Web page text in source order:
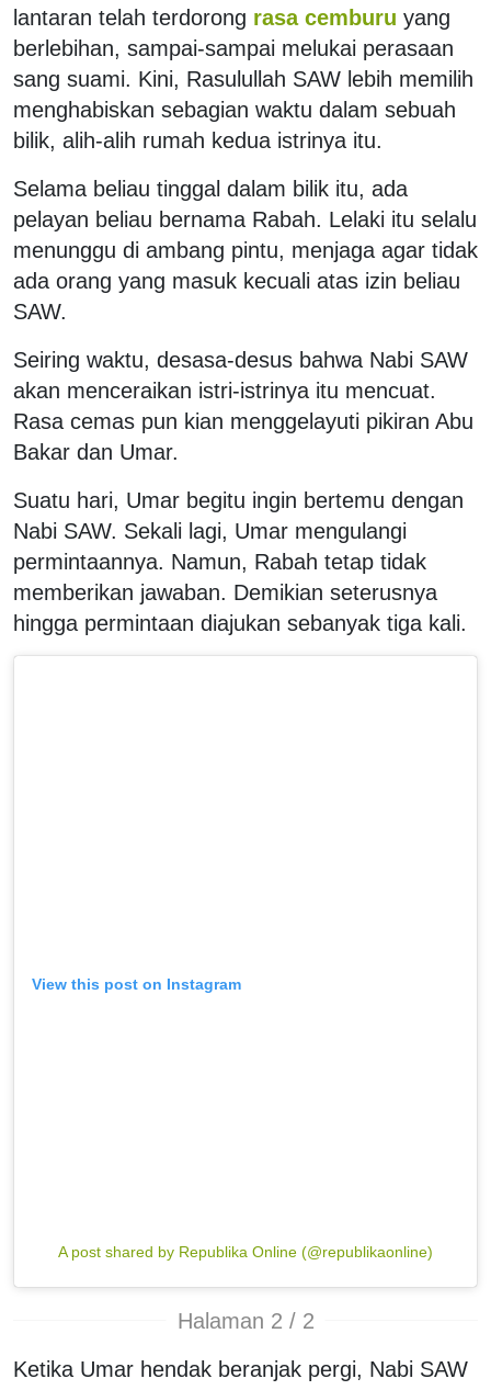
lantaran telah terdorong rasa cemburu yang
berlebihan, sampai-sampai melukai perasaan
sang suami. Kini, Rasulullah SAW lebih memilih
menghabiskan sebagian waktu dalam sebuah
bilik, alih-alih rumah kedua istrinya itu.
Selama beliau tinggal dalam bilik itu, ada
pelayan beliau bernama Rabah. Lelaki itu selalu
menunggu di ambang pintu, menjaga agar tidak
ada orang yang masuk kecuali atas izin beliau
SAW.
Seiring waktu, desasa-desus bahwa Nabi SAW
akan menceraikan istri-istrinya itu mencuat.
Rasa cemas pun kian menggelayuti pikiran Abu
Bakar dan Umar.
Suatu hari, Umar begitu ingin bertemu dengan
Nabi SAW. Sekali lagi, Umar mengulangi
permintaannya. Namun, Rabah tetap tidak
memberikan jawaban. Demikian seterusnya
hingga permintaan diajukan sebanyak tiga kali.
View this post on Instagram
A post shared by Republika Online (@republikaonline)
Halaman 2 / 2
Ketika Umar hendak beranjak pergi, Nabi SAW